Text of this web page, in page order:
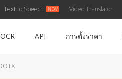
Text to Speech Video Translator
OCR API การตั้งราคา